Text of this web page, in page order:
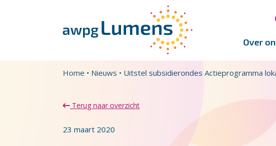
Over
Home • Nieuws • Uitstel subsidierondes Actieprogramma
Terug naar overzicht
23 maart 2020